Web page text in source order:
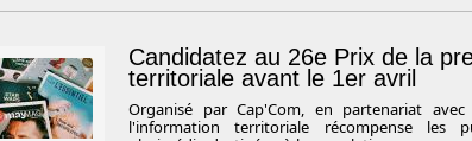
Candidatez au 26e Prix de la
territoriale avant le 1er avril
Organisé par Cap'Com, en partenariat
l'information territoriale récompense les